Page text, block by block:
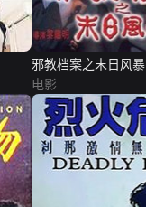
邪教档案之末日风暴
电影